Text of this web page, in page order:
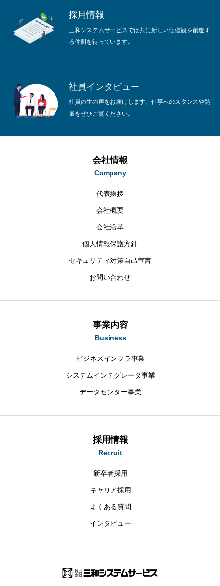
採用情報
三和システムサービスでは共に新しい価値観を創造す
る仲間を待っています。
社員インタビュー
社員の生の声をお届けします。仕事へのスタンスや熱
量をぜひご覧ください。
会社情報
Company
代表挨拶
会社概要
会社沿革
個人情報保護方針
セキュリティ対策自己宣言
お問い合わせ
事業内容
Business
ビジネスインフラ事業
システムインテグレータ事業
データセンター事業
採用情報
Recruit
新卒者採用
キャリア採用
よくある質問
インタビュー